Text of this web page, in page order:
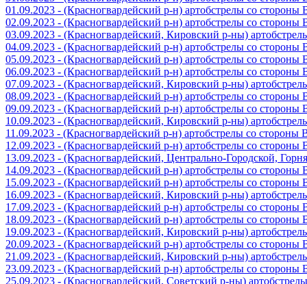
01.09.2023 - (Красногвардейский р-н) артобстрелы со
02.09.2023 - (Красногвардейский р-н) артобстрелы со
03.09.2023 - (Красногвардейский, Кировский р-ны)
04.09.2023 - (Красногвардейский р-н) артобстрелы со
05.09.2023 - (Красногвардейский р-н) артобстрелы со
06.09.2023 - (Красногвардейский р-н) артобстрелы со
07.09.2023 - (Красногвардейский, Кировский р-ны)
08.09.2023 - (Красногвардейский р-н) артобстрелы со
09.09.2023 - (Красногвардейский р-н) артобстрелы со
10.09.2023 - (Красногвардейский, Кировский р-ны)
11.09.2023 - (Красногвардейский р-н) артобстрелы со стороны
12.09.2023 - (Красногвардейский р-н) артобстрелы со
13.09.2023 - (Красногвардейский, Центрально-Городской,
14.09.2023 - (Красногвардейский р-н) артобстрелы со
15.09.2023 - (Красногвардейский р-н) артобстрелы со
16.09.2023 - (Красногвардейский, Кировский р-ны)
17.09.2023 - (Красногвардейский р-н) артобстрелы со
18.09.2023 - (Красногвардейский р-н) артобстрелы со
19.09.2023 - (Красногвардейский, Кировский р-ны)
20.09.2023 - (Красногвардейский р-н) артобстрелы со
21.09.2023 - (Красногвардейский, Кировский р-ны)
23.09.2023 - (Красногвардейский р-н) артобстрелы со
25.09.2023 - (Красногвардейский, Советский р-ны)